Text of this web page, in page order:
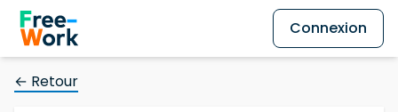
Connexion
← Retour